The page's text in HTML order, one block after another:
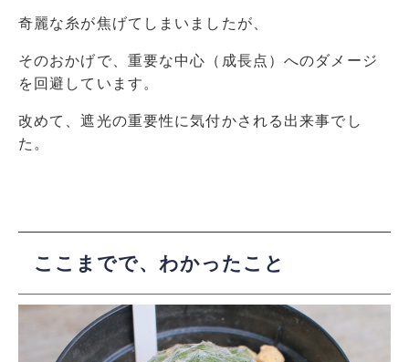
奇麗な糸が焦げてしまいましたが、
そのおかげで、重要な中心（成長点）へのダメージ
を回避しています。
改めて、遮光の重要性に気付かされる出来事でし
た。
ここまでで、わかったこと